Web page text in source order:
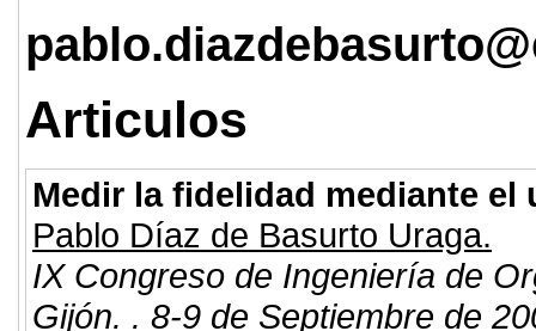
Articulos
Medir la fidelidad mediante
Pablo Díaz de Basurto Uraga.
IX Congreso de Ingeniería de
Gijón. . 8-9 de Septiembre de